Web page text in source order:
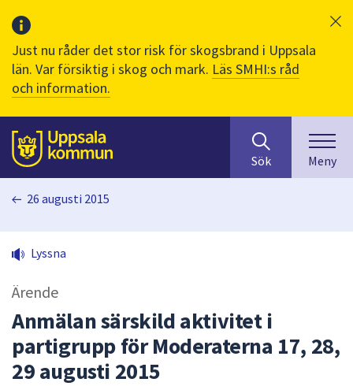
Just nu råder det stor risk för skogsbrand i Uppsala
län. Var försiktig i skog och mark. Läs SMHI:s råd
och information.
Till sidans
huvudinnehåll
efter
innehåll
på
sökfältet
kommer
sökförslag
Sök Meny
26 augusti 2015
Lyssna
Ärende
Anmälan särskild aktivitet i
partigrupp för Moderaterna 17, 28,
29 augusti 2015